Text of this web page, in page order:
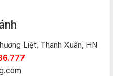
Liệt, Thanh Xuân, HN